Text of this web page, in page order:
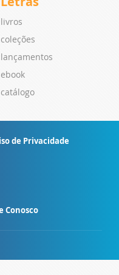
livros
coleções
lançamentos
ebook
catálogo
de Privacidade
Conosco